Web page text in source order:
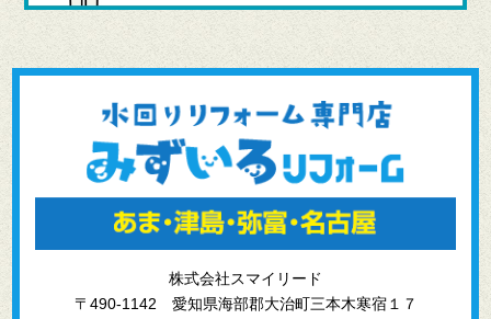
株式会社スマイリード
〒490-1142 愛知県海部郡大治町三本木寒宿１７